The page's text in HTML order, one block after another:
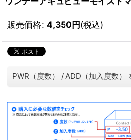
販売価格: 4,350円(税込)
PWR（度数） / ADD（加入度数）